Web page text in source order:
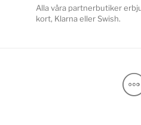
Alla våra partnerbutiker
kort, Klarna eller Swish.